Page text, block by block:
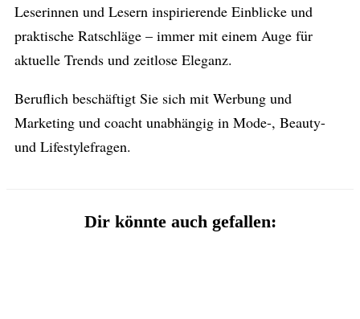
Leserinnen und Lesern inspirierende Einblicke und
praktische Ratschläge – immer mit einem Auge für
aktuelle Trends und zeitlose Eleganz.
Beruflich beschäftigt Sie sich mit Werbung und
Marketing und coacht unabhängig in Mode-, Beauty-
und Lifestylefragen.
Dir könnte auch gefallen: